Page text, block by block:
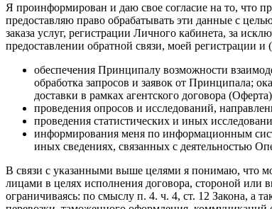
Я проинформирован и даю свое согласие на то, что
предоставляю право обрабатывать эти данные с
заказа услуг, регистрации Личного кабинета, за
предоставлении обратной связи, моей регистрации
обеспечения Принципалу возможности
обработка запросов и заявок от Принципала;
доставки в рамках агентского договора
проведения опросов и исследований,
проведения статистических и иных
информирования меня по информационным
иных сведениях, связанных с деятельностью
В связи с указанными выше целями я понимаю, что
лицами в целях исполнения договора, стороной или
ограничиваясь: по смыслу п. 4. ч. 4, ст. 12 Закона, а